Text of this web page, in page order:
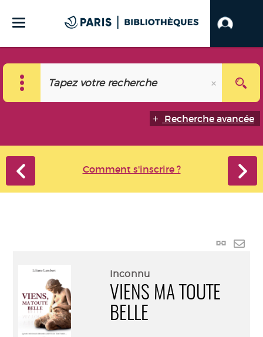
Recherche avancée
Comment s'inscrire ?
Lien
Inconnu
VIENS MA TOUTE
BELLE